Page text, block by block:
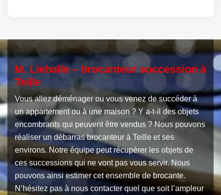
M. Lieballe – brocanteur succession à
Teille
Vous allez déménager ou vous venez de succéder à
un appartement ou à une maison ? Y a-t-il des objets
encombrants qui peuvent être vendus ? Nous pouvons
réaliser un débarras brocanteur à Teille et ses
environs. Notre équipe peut récupérer les objets de
ces successions qui ne vont pas vous servir. Nous
pouvons ainsi estimer cet ensemble de brocante.
N’hésitez pas à nous contacter quel que soit l’ampleur